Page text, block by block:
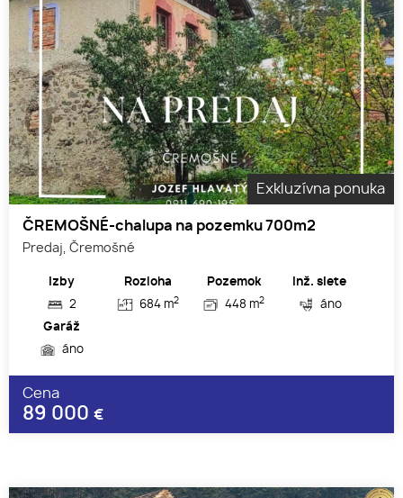
Exkluzívna ponuka
ČREMOŠNÉ-chalupa na pozemku 700m2
Predaj, Čremošné
Izby
2
Rozloha
684 m2
Pozemok
448 m2
Inž. siete
áno
Garáž
áno
Cena
89 000 €